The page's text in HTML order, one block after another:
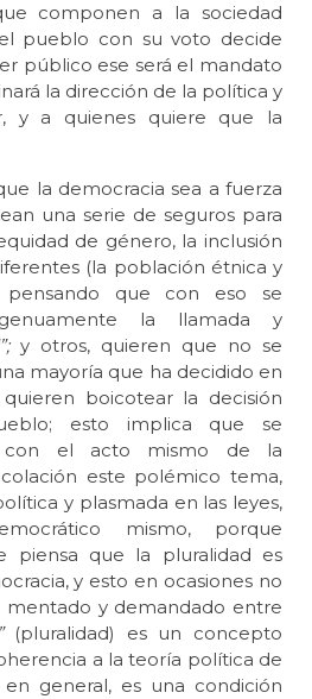
componen a la sociedad
pueblo con su voto decide
público ese será el mandato
la dirección de la política y
y a quienes quiere que la
la democracia sea a fuerza
una serie de seguros para
de género, la inclusión
(la población étnica y
pensando que con eso se
la llamada y
y otros, quieren que no se
mayoría que ha decidido en
boicotear la decisión
esto implica que se
con el acto mismo de la
este polémico tema,
y plasmada en las leyes,
mismo, porque
piensa que la pluralidad es
y esto en ocasiones no
mentado y demandado entre
(pluralidad) es un concepto
a la teoría política de
general, es una condición